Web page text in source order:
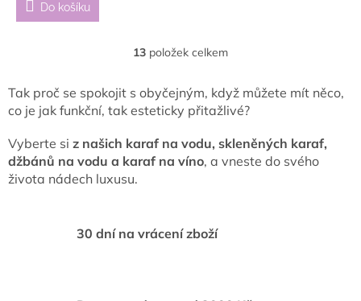
Do košíku
O
l
á
d
c
í
k
y
13 položek celkem
Tak proč se spokojit s obyčejným, když můžete mít něco,
co je jak funkční, tak esteticky přitažlivé?
Vyberte si z našich karaf na vodu, skleněných karaf,
džbánů na vodu a karaf na víno, a vneste do svého
života nádech luxusu.
30 dní na vrácení zboží